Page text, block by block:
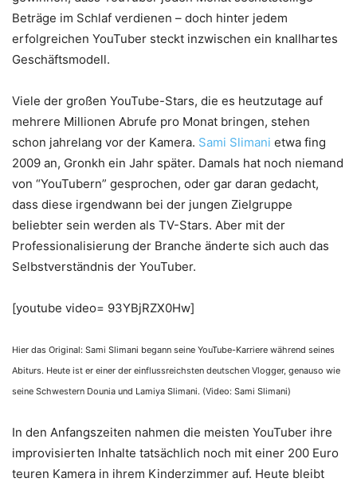
Beträge im Schlaf verdienen – doch hinter jedem
erfolgreichen YouTuber steckt inzwischen ein knallhartes
Geschäftsmodell.
Viele der großen YouTube-Stars, die es heutzutage auf
mehrere Millionen Abrufe pro Monat bringen, stehen
schon jahrelang vor der Kamera. Sami Slimani etwa fing
2009 an, Gronkh ein Jahr später. Damals hat noch niemand
von “YouTubern” gesprochen, oder gar daran gedacht,
dass diese irgendwann bei der jungen Zielgruppe
beliebter sein werden als TV-Stars. Aber mit der
Professionalisierung der Branche änderte sich auch das
Selbstverständnis der YouTuber.
[youtube video= 93YBjRZX0Hw]
Hier das Original: Sami Slimani begann seine YouTube-Karriere während seines
Abiturs. Heute ist er einer der einflussreichsten deutschen Vlogger, genauso wie
seine Schwestern Dounia und Lamiya Slimani. (Video: Sami Slimani)
In den Anfangszeiten nahmen die meisten YouTuber ihre
improvisierten Inhalte tatsächlich noch mit einer 200 Euro
teuren Kamera in ihrem Kinderzimmer auf. Heute bleibt